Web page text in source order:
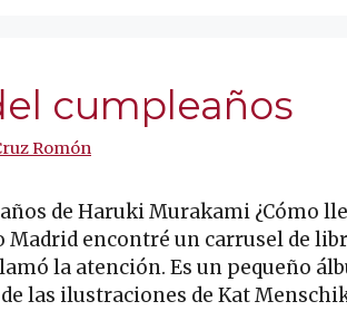
cumpleaños
Romón
de Haruki Murakami ¿Cómo
Madrid encontré un carrusel de
la atención. Es un pequeño
las ilustraciones de Kat